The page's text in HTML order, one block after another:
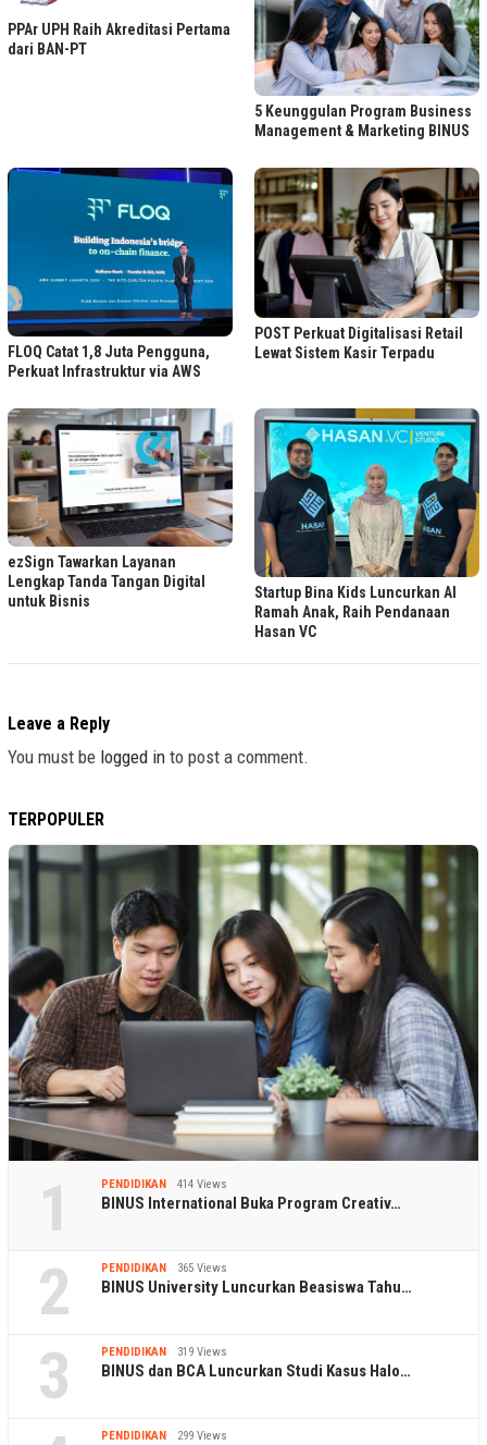
PPAr UPH Raih Akreditasi Pertama
dari BAN-PT
5 Keunggulan Program Business
Management & Marketing BINUS
FLOQ Catat 1,8 Juta Pengguna,
Perkuat Infrastruktur via AWS
POST Perkuat Digitalisasi Retail
Lewat Sistem Kasir Terpadu
ezSign Tawarkan Layanan
Lengkap Tanda Tangan Digital
untuk Bisnis
Startup Bina Kids Luncurkan AI
Ramah Anak, Raih Pendanaan
Hasan VC
Leave a Reply
You must be logged in to post a comment.
TERPOPULER
1 PENDIDIKAN 414 Views
BINUS International Buka Program Creativ…
2 PENDIDIKAN 365 Views
BINUS University Luncurkan Beasiswa Tahu…
3 PENDIDIKAN 319 Views
BINUS dan BCA Luncurkan Studi Kasus Halo…
PENDIDIKAN 299 Views